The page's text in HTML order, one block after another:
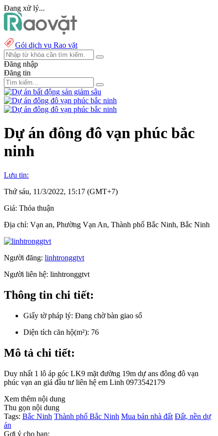
Đang xử lý...
Gói dịch vụ Rao vặt
Đăng nhập
Đăng tin
Dự án đông đô vạn phúc bắc
ninh
Lưu tin:
Thứ sáu, 11/3/2022, 15:17 (GMT+7)
Giá: Thỏa thuận
Địa chỉ: Vạn an, Phường Vạn An, Thành phố Bắc Ninh, Bắc Ninh
Người đăng: linhtronggtvt
Người liên hệ: linhtronggtvt
Thông tin chi tiết:
Giấy tờ pháp lý: Đang chờ bàn giao sổ
Diện tích căn hộ(m²): 76
Mô tả chi tiết:
Duy nhất 1 lô áp góc LK9 mặt đường 19m dự ans đông đô vạn
phúc vạn an giá đầu tư liên hệ em Linh 0973542179
Xem thêm nội dung
Thu gọn nội dung
Tags: Bắc Ninh Thành phố Bắc Ninh Mua bán nhà đất Đất, nền dự
án
Gợi ý cho bạn: